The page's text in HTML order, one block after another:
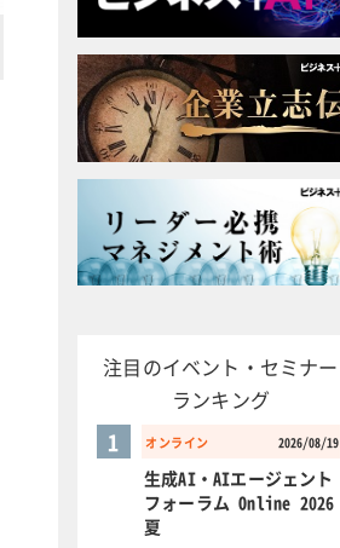
注目のイベント・セミナー
ランキング
オンライン 2026/08/19
1
生成AI・AIエージェント
フォーラム Online 2026
夏